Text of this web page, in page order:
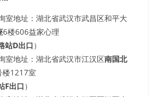
室地址：湖北省武汉市武昌区和平大
6楼606益家心理
站D出口 ）
室地址：湖北省武汉市江汉区南国北
楼1217室
F出口）